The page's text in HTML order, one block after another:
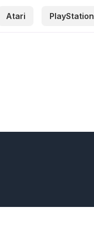
Atari PlayStation